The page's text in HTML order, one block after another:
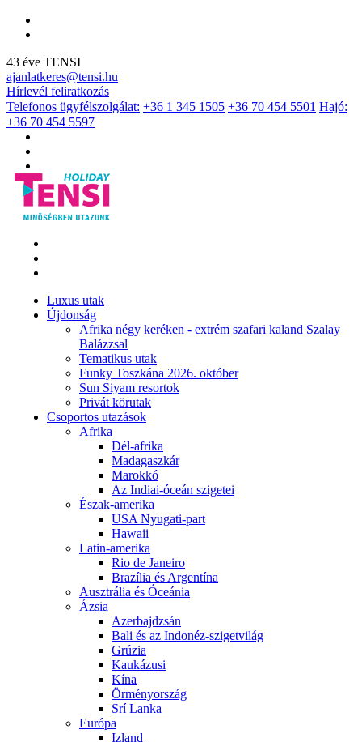
43 éve TENSI
ajanlatkeres@tensi.hu
Hírlevél feliratkozás
Telefonos ügyfélszolgálat: +36 1 345 1505 +36 70 454 5501 Hajó:
+36 70 454 5597
Luxus utak
Újdonság
Afrika négy keréken - extrém szafari kaland Szalay
Balázzsal
Tematikus utak
Funky Toszkána 2026. október
Sun Siyam resortok
Privát körutak
Csoportos utazások
Afrika
Dél-afrika
Madagaszkár
Marokkó
Az Indiai-óceán szigetei
Észak-amerika
USA Nyugati-part
Hawaii
Latin-amerika
Rio de Janeiro
Brazília és Argentína
Ausztrália és Óceánia
Ázsia
Azerbajdzsán
Bali és az Indonéz-szigetvilág
Grúzia
Kaukázusi
Kína
Örményország
Srí Lanka
Európa
Izland